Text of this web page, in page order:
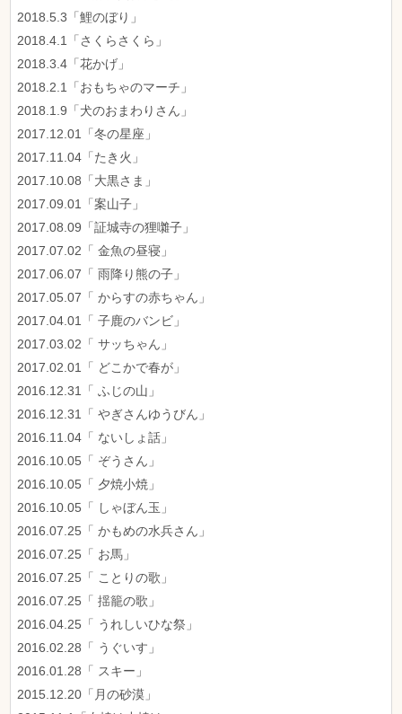
2018.5.3「鯉のぼり」
2018.4.1「さくらさくら」
2018.3.4「花かげ」
2018.2.1「おもちゃのマーチ」
2018.1.9「犬のおまわりさん」
2017.12.01「冬の星座」
2017.11.04「たき火」
2017.10.08「大黒さま」
2017.09.01「案山子」
2017.08.09「証城寺の狸囃子」
2017.07.02「 金魚の昼寝」
2017.06.07「 雨降り熊の子」
2017.05.07「 からすの赤ちゃん」
2017.04.01「 子鹿のバンビ」
2017.03.02「 サッちゃん」
2017.02.01「 どこかで春が」
2016.12.31「 ふじの山」
2016.12.31「 やぎさんゆうびん」
2016.11.04「 ないしょ話」
2016.10.05「 ぞうさん」
2016.10.05「 夕焼小焼」
2016.10.05「 しゃぼん玉」
2016.07.25「 かもめの水兵さん」
2016.07.25「 お馬」
2016.07.25「 ことりの歌」
2016.07.25「 揺籠の歌」
2016.04.25「 うれしいひな祭」
2016.02.28「 うぐいす」
2016.01.28「 スキー」
2015.12.20「月の砂漠」